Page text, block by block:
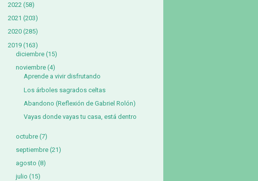
2022 (58)
2021 (203)
2020 (285)
2019 (163)
diciembre (15)
noviembre (4)
Aprende a vivir disfrutando
Los árboles sagrados celtas
Abandono (Reflexión de Gabriel Rolón)
Vayas donde vayas tu casa, está dentro
octubre (7)
septiembre (21)
agosto (8)
julio (15)